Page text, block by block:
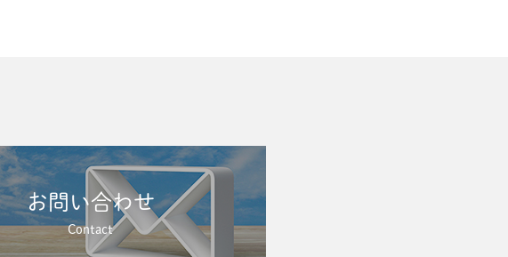
お問い合わせ
Contact